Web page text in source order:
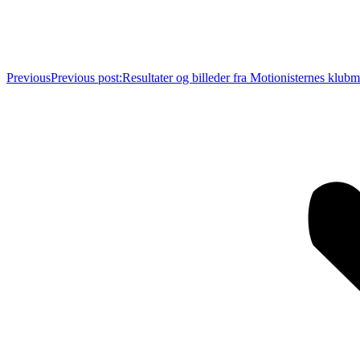
PreviousPrevious post:Resultater og billeder fra Motionisternes